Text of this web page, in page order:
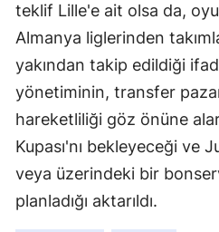
teklif Lille'e ait olsa da,
Almanya liglerinden
yakından takip edildiği
yönetiminin, transfer
hareketliliği göz önüne
Kupası'nı bekleyeceği ve
veya üzerindeki bir
planladığı aktarıldı.